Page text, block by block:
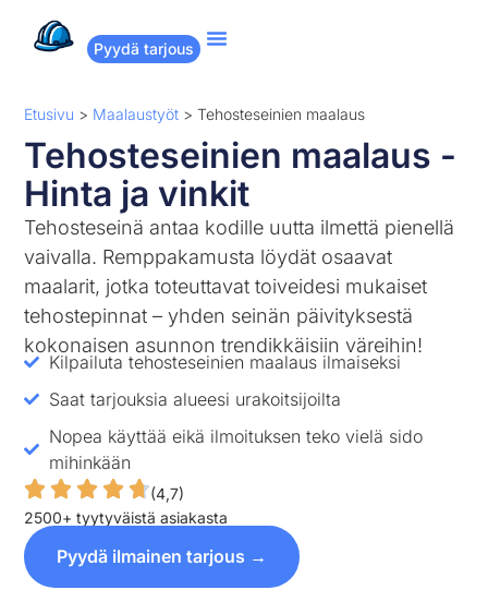
Pyydä tarjous
Etusivu > Maalaustyöt >Tehosteseinien maalaus
Tehosteseinien maalaus -
Hinta ja vinkit
Tehosteseinä antaa kodille uutta ilmettä pienellä
vaivalla. Remppakamusta löydät osaavat
maalarit, jotka toteuttavat toiveidesi mukaiset
tehostepinnat – yhden seinän päivityksestä
kokonaisen asunnon trendikkäisiin väreihin!
Kilpailuta tehosteseinien maalaus ilmaiseksi
Saat tarjouksia alueesi urakoitsijoilta
Nopea käyttää eikä ilmoituksen teko vielä sido
mihinkään
(4,7)
2500+ tyytyväistä asiakasta
Pyydä ilmainen tarjous →